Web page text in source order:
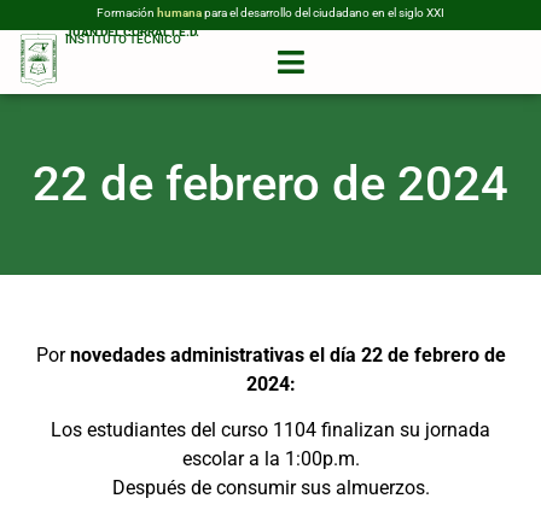
Formación humanapara el desarrollo del ciudadano en el siglo XXI
INSTITUTO TÉCNICO
JUAN DEL CORRAL I.E.D.
22 de febrero de 2024
Pornovedades administrativas el día 22 de febrero de
2024:
Los estudiantes del curso 1104 finalizan su jornada
escolar a la 1:00p.m.
Después de consumir sus almuerzos.